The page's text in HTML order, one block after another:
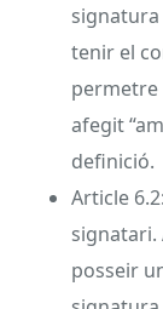
signatura
tenir el
permetre
afegit
definició.
Article
signatari.
posseir